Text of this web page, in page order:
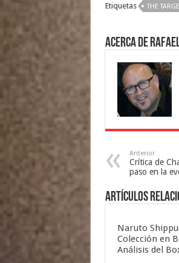
Etiquetas THE
Acerca de
Anterior
Crítica de
paso en la
Artículos
Naruto
Colección en
Análisis del